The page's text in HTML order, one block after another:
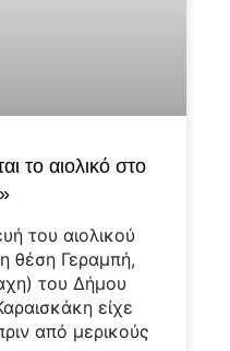
το αιολικό στο
του αιολικού
θέση Γεραμπή,
του Δήμου
είχε
από μερικούς